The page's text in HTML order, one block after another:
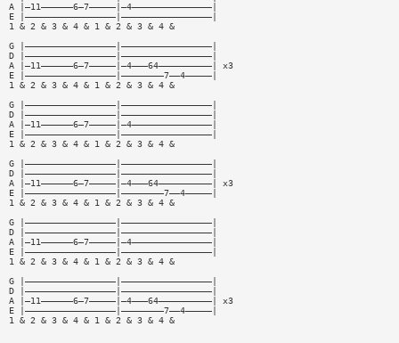
A |—11——————6—7—————|—4———————————————|
E |—————————————————|—————————————————|
1 & 2 & 3 & 4 & 1 & 2 & 3 & 4 &
G |—————————————————|—————————————————|
D |—————————————————|—————————————————|
A |—11——————6—7—————|—4———64——————————| x3
E |—————————————————|————————7——4—————|
1 & 2 & 3 & 4 & 1 & 2 & 3 & 4 &
G |—————————————————|—————————————————|
D |—————————————————|—————————————————|
A |—11——————6—7—————|—4———————————————|
E |—————————————————|—————————————————|
1 & 2 & 3 & 4 & 1 & 2 & 3 & 4 &
G |—————————————————|—————————————————|
D |—————————————————|—————————————————|
A |—11——————6—7—————|—4———64——————————| x3
E |—————————————————|————————7——4—————|
1 & 2 & 3 & 4 & 1 & 2 & 3 & 4 &
G |—————————————————|—————————————————|
D |—————————————————|—————————————————|
A |—11——————6—7—————|—4———————————————|
E |—————————————————|—————————————————|
1 & 2 & 3 & 4 & 1 & 2 & 3 & 4 &
G |—————————————————|—————————————————|
D |—————————————————|—————————————————|
A |—11——————6—7—————|—4———64——————————| x3
E |—————————————————|————————7——4—————|
1 & 2 & 3 & 4 & 1 & 2 & 3 & 4 &